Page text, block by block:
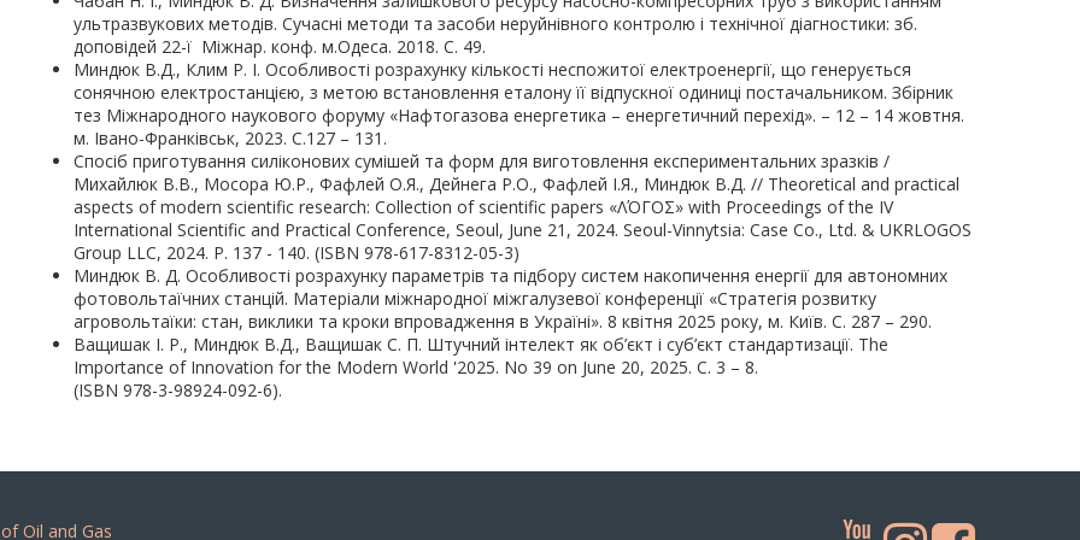
ультразвукових методів. Сучасні методи та засоби неруйнівного контролю і технічної діагностики: зб.
доповідей 22-ї Міжнар. конф. м.Одеса. 2018. С. 49.
Миндюк В.Д., Клим Р. І. Особливості розрахунку кількості неспожитої електроенергії, що генерується
сонячною електростанцією, з метою встановлення еталону її відпускної одиниці постачальником. Збірник
тез Міжнародного наукового форуму «Нафтогазова енергетика – енергетичний перехід». – 12 – 14 жовтня.
м. Івано-Франківськ, 2023. С.127 – 131.
Спосіб приготування силіконових сумішей та форм для виготовлення експериментальних зразків /
Михайлюк В.В., Мосора Ю.Р., Фафлей О.Я., Дейнега Р.О., Фафлей І.Я., Миндюк В.Д. // Theoretical and practical
aspects of modern scientific research: Collection of scientific papers «ΛΌГOΣ» with Proceedings of the IV
International Scientific and Practical Conference, Seoul, June 21, 2024. Seoul-Vinnytsia: Case Co., Ltd. & UKRLOGOS
Group LLC, 2024. Р. 137 - 140. (ISBN 978-617-8312-05-3)
Миндюк В. Д. Особливості розрахунку параметрів та підбору систем накопичення енергії для автономних
фотовольтаїчних станцій. Матеріали міжнародної міжгалузевої конференції «Стратегія розвитку
агровольтаїки: стан, виклики та кроки впровадження в Україні». 8 квітня 2025 року, м. Київ. С. 287 – 290.
Ващишак І. Р., Миндюк В.Д., Ващишак С. П. Штучний інтелект як об’єкт і суб’єкт стандартизації. The
Importance of Innovation for the Modern World '2025. No 39 on June 20, 2025. С. 3 – 8.
(ISBN 978-3-98924-092-6).
Oil and Gas